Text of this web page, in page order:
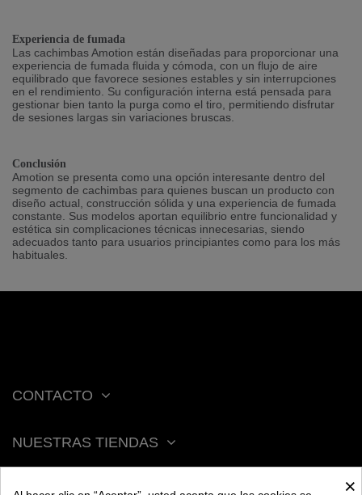
Experiencia de fumada
Las cachimbas Amotion están diseñadas para proporcionar una
experiencia de fumada fluida y cómoda, con un flujo de aire
equilibrado que favorece sesiones estables y sin interrupciones
en el rendimiento. Su configuración interna está pensada para
gestionar bien tanto la purga como el tiro, permitiendo disfrutar
de sesiones largas sin variaciones bruscas.
Conclusión
Amotion se presenta como una opción interesante dentro del
segmento de cachimbas para quienes buscan un producto con
diseño actual, construcción sólida y una experiencia de fumada
constante. Sus modelos aportan equilibrio entre funcionalidad y
estética sin complicaciones técnicas innecesarias, siendo
adecuados tanto para usuarios principiantes como para los más
habituales.
CONTACTO
NUESTRAS TIENDAS
ACERCA DE BENGALA ×